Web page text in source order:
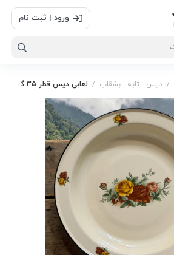
ورود | ثبت نام
/ دیس - تابه - بشقاب / لعابی دیس قطر 35 گل سرخ
,